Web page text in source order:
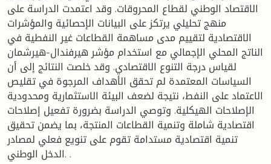
الاقتصاد الوطني لقطاع المحروقات. وقد اعتمدت الدراسة على
منهج تحليلي يرتكز على البيانات الإحصائية والمؤشرات
الاقتصادية لتقييم مدى مساهمة القطاعات غير النفطية في
الناتج المحلي الإجمالي مع استخدام مؤشر هيرفندال-هيرشمان
لقياس درجة التنوع الاقتصادي. وقد خلصت النتائج إلى أن
السياسات المعتمدة لم تحقق الأهداف المرجوة في تقليص
الاعتماد على النفط، نتيجة لضعف البيئة الاستثمارية ومحدودية
الإصلاحات الهيكلية. وتوصي الدراسة بضرورة تفعيل إصلاحات
اقتصادية شاملة وتنمية القطاعات المنتجة، بما يضمن تحقيق
تنمية اقتصادية مستدامة تقوم على تنويع فعلي لمصادر
الدخل الوطني. .